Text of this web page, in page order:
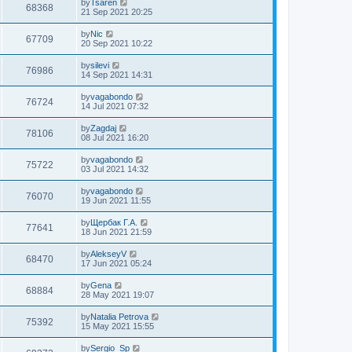
68368 byTsaren
21 Sep 2021 20:25
67709 byNic
20 Sep 2021 10:22
76986 bysilevi
14 Sep 2021 14:31
76724 byvagabondo
14 Jul 2021 07:32
78106 byZagdaj
08 Jul 2021 16:20
75722 byvagabondo
03 Jul 2021 14:32
76070 byvagabondo
19 Jun 2021 11:55
77641 byЩербак Г.А.
18 Jun 2021 21:59
68470 byAlekseyV
17 Jun 2021 05:24
68884 byGena
28 May 2021 19:07
75392 byNatalia Petrova
15 May 2021 15:55
bySergio_Sp